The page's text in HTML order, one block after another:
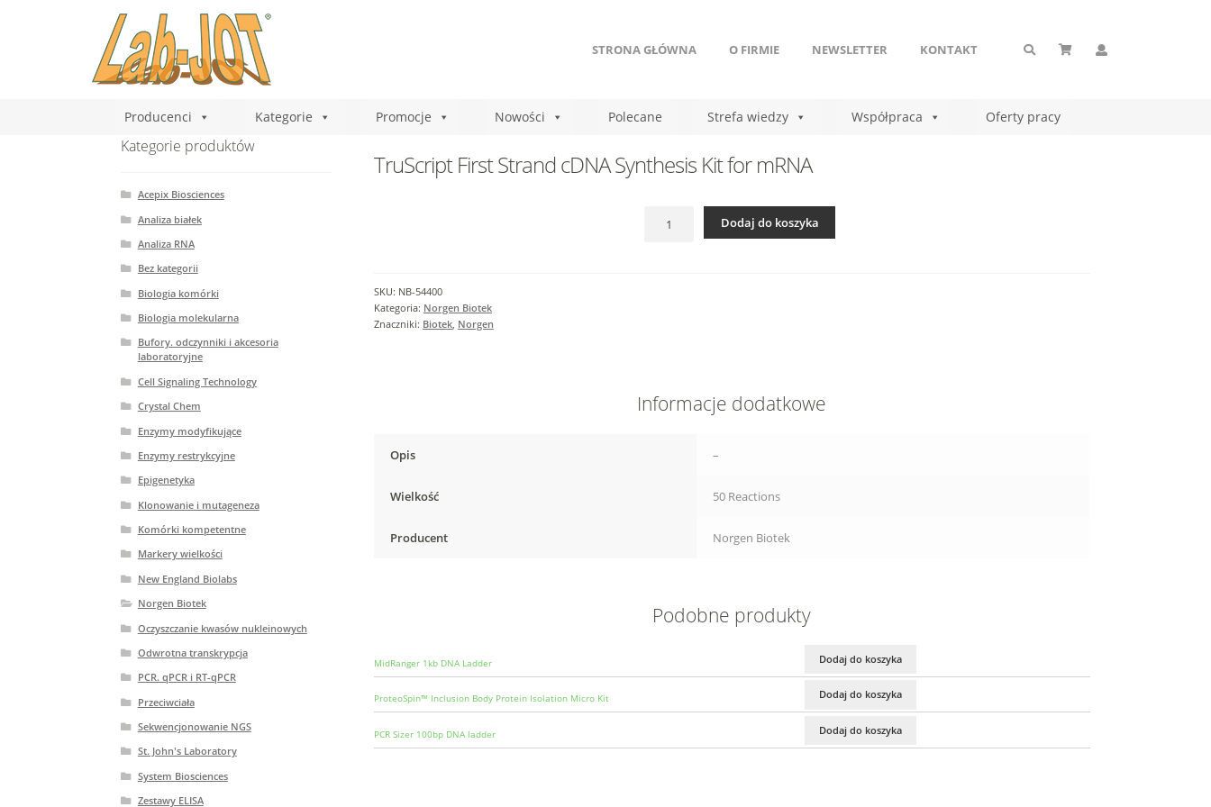
STRONA GŁÓWNA O FIRMIE NEWSLETTER KONTAKT
Producenci Kategorie Promocje Nowości Polecane Strefa wiedzy Współpraca Oferty pracy
TruScript First Strand cDNA Synthesis Kit for mRNA
TruScript
Dodaj do koszyka
SKU: NB-54400
Kategoria: Norgen Biotek
Znaczniki: Biotek, Norgen
Informacje dodatkowe
Opis –
Wielkość 50 Reactions
Producent Norgen Biotek
Podobne produkty
MidRanger 1kb DNA Ladder Dodaj do koszyka
ProteoSpin™ Inclusion Body Protein Isolation Micro Kit Dodaj do koszyka
PCR Sizer 100bp DNA ladder Dodaj do koszyka
Kategorie produktów
Acepix Biosciences
Analiza białek
Analiza RNA
Bez kategorii
Biologia komórki
Biologia molekularna
Bufory. odczynniki i akcesoria
laboratoryjne
Cell Signaling Technology
Crystal Chem
Enzymy modyfikujące
Enzymy restrykcyjne
Epigenetyka
Klonowanie i mutageneza
Komórki kompetentne
Markery wielkości
New England Biolabs
Norgen Biotek
Oczyszczanie kwasów nukleinowych
Odwrotna transkrypcja
PCR. qPCR i RT-qPCR
Przeciwciała
Sekwencjonowanie NGS
St. John's Laboratory
System Biosciences
Zestawy ELISA